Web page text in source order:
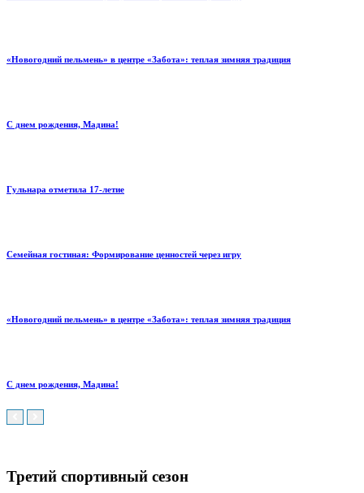
«Новогодний пельмень» в центре «Забота»: теплая зимняя традиция
С днем рождения, Мадина!
Гульнара отметила 17‑летие
Семейная гостиная: Формирование ценностей через игру
«Новогодний пельмень» в центре «Забота»: теплая зимняя традиция
С днем рождения, Мадина!
Третий спортивный сезон